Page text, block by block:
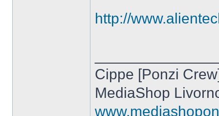
http://
Cippe [Ponzi
MediaShop